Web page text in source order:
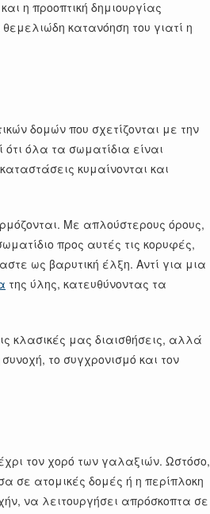
η προοπτική δημιουργίας
κατανόηση του γιατί η
δομών που σχετίζονται με την
όλα τα σωματίδια είναι
κυμαίνονται και
Με απλούστερους όρους,
προς αυτές τις κορυφές,
ως βαρυτική έλξη. Αντί για μια
της ύλης, κατευθύνοντας τα
κλασικές μας διαισθήσεις, αλλά
το συγχρονισμό και τον
τον χορό των γαλαξιών. Ωστόσο,
σε ατομικές δομές ή η περίπλοκη
να λειτουργήσει απρόσκοπτα σε